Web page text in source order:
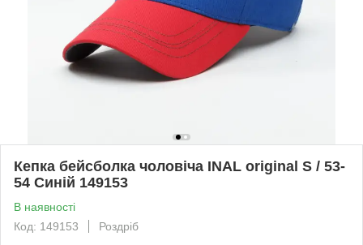
Кепка бейсболка чоловіча INAL original S / 53-
54 Синій 149153
В наявності
Код: 149153
Роздріб